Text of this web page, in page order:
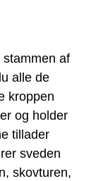
af
alle de
kroppen
og holder
tillader
sveden
skovturen,